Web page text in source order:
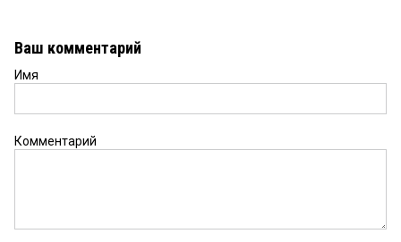
Ваш комментарий
Имя
Комментарий